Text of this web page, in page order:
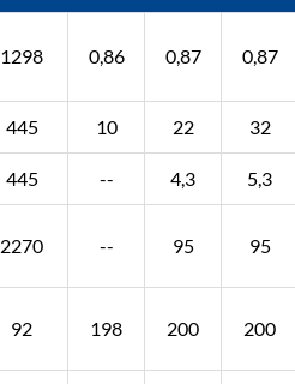
1298 0,86 0,87 0,87
445 10 22 32
445 -- 4,3 5,3
2270 -- 95 95
92 198 200 200